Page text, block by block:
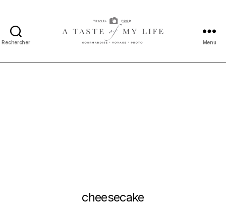
Rechercher
taste
Menu
cheesecake